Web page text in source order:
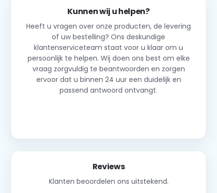
Kunnen wij u helpen?
Heeft u vragen over onze producten, de levering
of uw bestelling? Ons deskundige
klantenserviceteam staat voor u klaar om u
persoonlijk te helpen. Wij doen ons best om elke
vraag zorgvuldig te beantwoorden en zorgen
ervoor dat u binnen 24 uur een duidelijk en
passend antwoord ontvangt.
Reviews
Klanten beoordelen ons uitstekend.